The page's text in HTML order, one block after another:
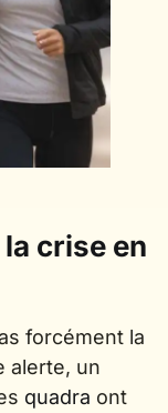
crise en
forcément la
alerte, un
quadra ont